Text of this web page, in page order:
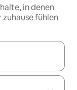
in denen
fühlen
mit den